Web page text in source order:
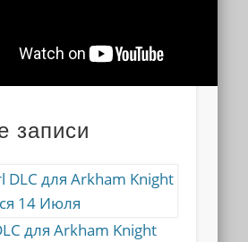
записи
для Arkham Knight